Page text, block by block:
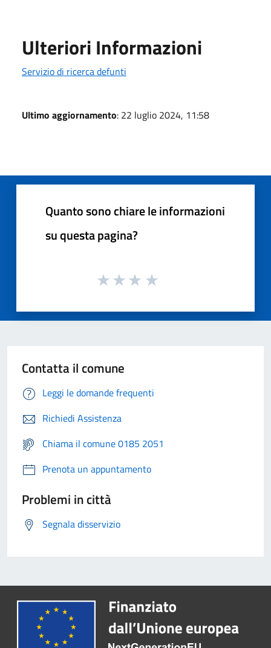
Ulteriori Informazioni
Servizio di ricerca defunti
Ultimo aggiornamento: 22 luglio 2024, 11:58
Quanto sono chiare le informazioni
su questa pagina?
Contatta il comune
Leggi le domande frequenti
Richiedi Assistenza
Chiama il comune 0185 2051
Prenota un appuntamento
Problemi in città
Segnala disservizio